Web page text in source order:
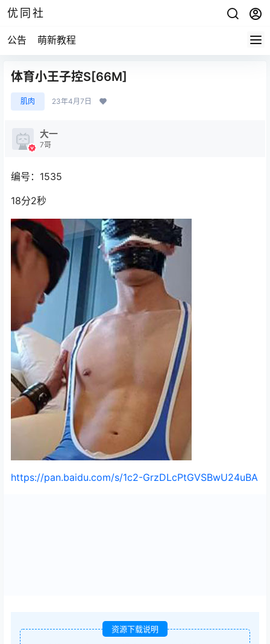
优同社
公告 萌新教程
体育小王子控S[66M]
肌肉 23年4月7日
大一
7哥
编号：1535
18分2秒
https://pan.baidu.com/s/1c2-GrzDLcPtGVSBwU24uBA
资源下载说明